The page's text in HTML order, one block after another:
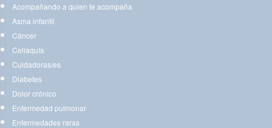
Acompañando a quien te acompaña
Asma infantil
Cáncer
Celiaquía
Cuidadoras/es
Diabetes
Dolor crónico
Enfermedad pulmonar
Enfermedades raras